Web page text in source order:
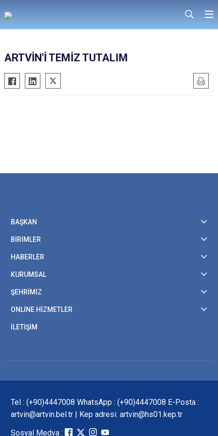
ARTVİN'İ TEMİZ TUTALIM
BAŞKAN
BİRİMLER
HABERLER
KURUMSAL
ŞEHRİMİZ
ONLİNE HİZMETLER
İLETİŞİM
Tel : (+90)4447008 WhatsApp : (+90)4447008 E-Posta :
artvin@artvin.bel.tr | Kep adresi: artvin@hs01.kep.tr
Sosyal Medya :